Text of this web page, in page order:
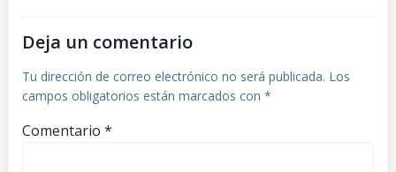
Deja un comentario
Tu dirección de correo electrónico no será publicada. Los
campos obligatorios están marcados con *
Comentario *